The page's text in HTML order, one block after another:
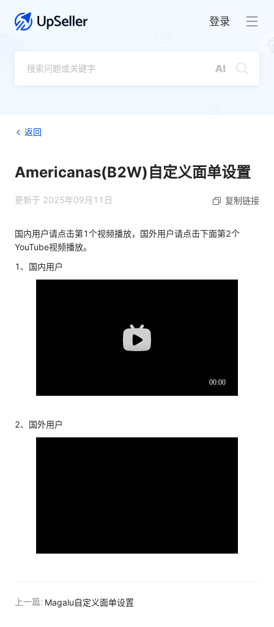
登录
返回
Americanas(B2W)自定义面单设置
更新于 2025年09月11日 复制链接
国内用户请点击第1个视频播放，国外用户请点击下面第2个
YouTube视频播放。
1、国内用户
2、国外用户
上一篇: Magalu自定义面单设置